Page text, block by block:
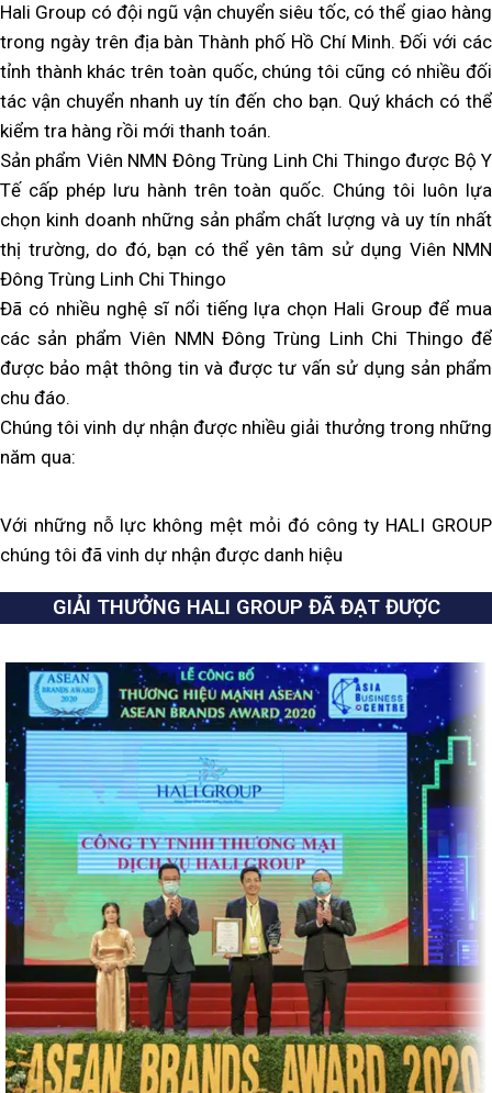
Hali Group có đội ngũ vận chuyển siêu tốc, có thể giao hàng
trong ngày trên địa bàn Thành phố Hồ Chí Minh. Đối với các
tỉnh thành khác trên toàn quốc, chúng tôi cũng có nhiều đối
tác vận chuyển nhanh uy tín đến cho bạn. Quý khách có thể
kiểm tra hàng rồi mới thanh toán.
Sản phẩm Viên NMN Đông Trùng Linh Chi Thingo được Bộ Y
Tế cấp phép lưu hành trên toàn quốc. Chúng tôi luôn lựa
chọn kinh doanh những sản phẩm chất lượng và uy tín nhất
thị trường, do đó, bạn có thể yên tâm sử dụng Viên NMN
Đông Trùng Linh Chi Thingo
Đã có nhiều nghệ sĩ nổi tiếng lựa chọn Hali Group để mua
các sản phẩm Viên NMN Đông Trùng Linh Chi Thingo để
được bảo mật thông tin và được tư vấn sử dụng sản phẩm
chu đáo.
Chúng tôi vinh dự nhận được nhiều giải thưởng trong những
năm qua:
Với những nỗ lực không mệt mỏi đó công ty HALI GROUP
chúng tôi đã vinh dự nhận được danh hiệu
GIẢI THƯỞNG HALI GROUP ĐÃ ĐẠT ĐƯỢC